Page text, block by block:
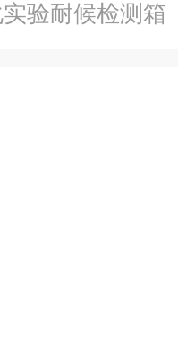
验耐候检测箱